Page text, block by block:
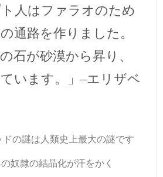
ト人はファラオのため
通路を作りました。
石が砂漠から昇り、
います。」–エリザベ
の謎は人類史上最大の謎です
奴隷の結晶化が汗をかく